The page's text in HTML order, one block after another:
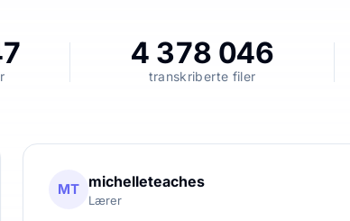
4 378 046
transkriberte filer
MT michelleteaches
Lærer